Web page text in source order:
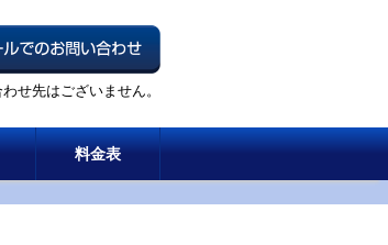
せ先はございません。
料金表